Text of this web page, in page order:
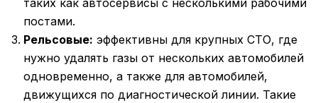
таких как автосервисы с несколькими рабочими
постами.
Рельсовые: эффективны для крупных СТО, где
нужно удалять газы от нескольких автомобилей
одновременно, а также для автомобилей,
движущихся по диагностической линии. Такие